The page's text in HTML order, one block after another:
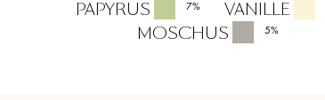
PAPYRUS 7% VANILLE
MOSCHUS 5%